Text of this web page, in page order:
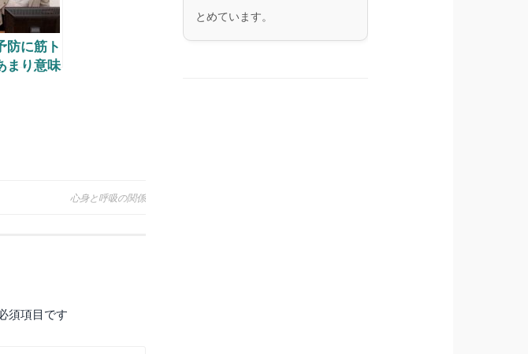
防に筋ト
まり意味
心身と呼吸の関係
須項目です
とめています。